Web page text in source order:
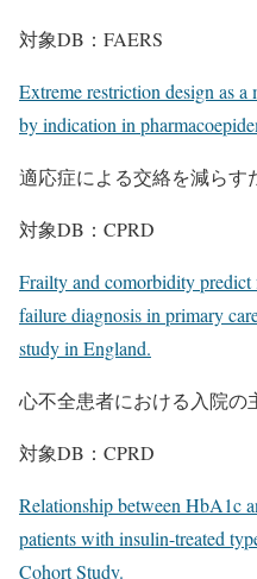
対象DB：FAERS
Extreme restriction design as
by indication in
適応症による交絡を減らす
対象DB：CPRD
Frailty and comorbidity predict
failure diagnosis in primary
study in England.
心不全患者における入院の
対象DB：CPRD
Relationship between HbA1c
patients with insulin-treated
Cohort Study.